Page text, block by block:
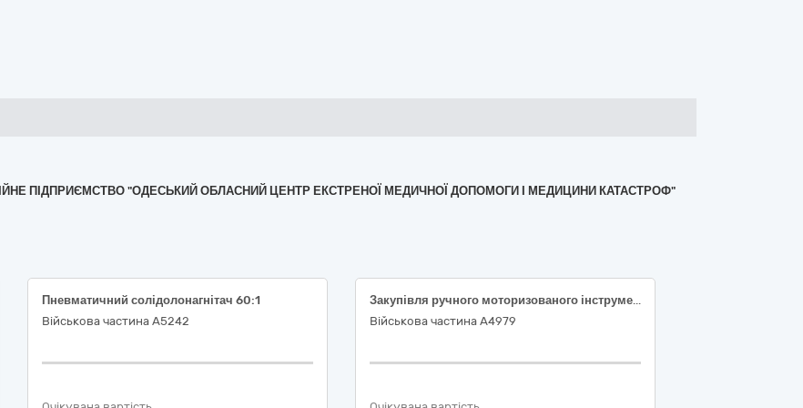
ПІДПРИЄМСТВО "ОДЕСЬКИЙ ОБЛАСНИЙ ЦЕНТР ЕКСТРЕНОЇ МЕДИЧНОЇ ДОПОМОГИ І МЕДИЦИНИ КАТАСТРОФ"
Пневматичний солідолонагнітач 60:1
Військова частина А5242
Закупівля ручного моторизованого інструменту та оснащення до нього
Військова частина А4979